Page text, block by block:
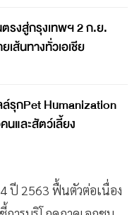
ตรงสู่กรุงเทพฯ 2 ก.ย.
เส้นทางทั่วเอเชีย
รุกPet Humanization
นและสัตว์เลี้ยง
ปี 2563 ฟื้นตัวต่อเนื่อง